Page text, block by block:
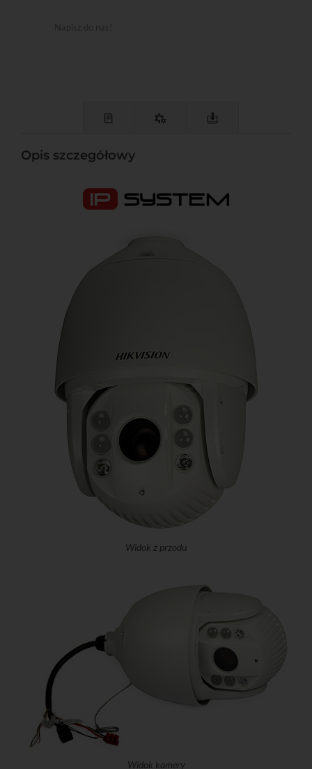
Opis szczegółowy
Widok z przodu
Widok kamery